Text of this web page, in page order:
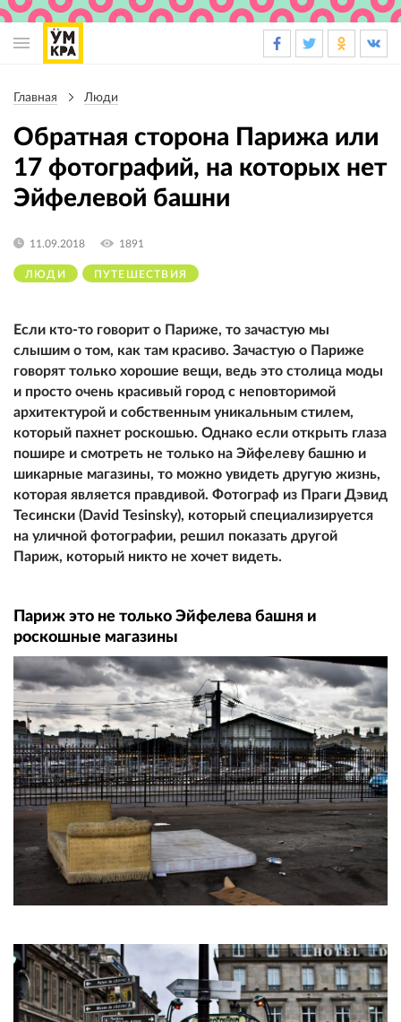
навигации
Главная Люди
Обратная сторона Парижа или
17 фотографий, на которых нет
Эйфелевой башни
ЛЮДИ ПУТЕШЕСТВИЯ
11.09.2018 1891
Если кто-то говорит о Париже, то зачастую мы
слышим о том, как там красиво. Зачастую о Париже
говорят только хорошие вещи, ведь это столица моды
и просто очень красивый город с неповторимой
архитектурой и собственным уникальным стилем,
который пахнет роскошью. Однако если открыть глаза
пошире и смотреть не только на Эйфелеву башню и
шикарные магазины, то можно увидеть другую жизнь,
которая является правдивой. Фотограф из Праги Дэвид
Тесински (David Tesinsky), который специализируется
на уличной фотографии, решил показать другой
Париж, который никто не хочет видеть.
Париж это не только Эйфелева башня и
роскошные магазины